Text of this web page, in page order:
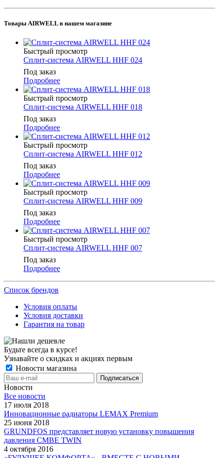
Товары AIRWELL в нашем магазине
Быстрый просмотр
Сплит-система AIRWELL HHF 024
Под заказ
Подробнее
Быстрый просмотр
Сплит-система AIRWELL HHF 018
Под заказ
Подробнее
Быстрый просмотр
Сплит-система AIRWELL HHF 012
Под заказ
Подробнее
Быстрый просмотр
Сплит-система AIRWELL HHF 009
Под заказ
Подробнее
Быстрый просмотр
Сплит-система AIRWELL HHF 007
Под заказ
Подробнее
Список брендов
Условия оплаты
Условия доставки
Гарантия на товар
Будьте всегда в курсе!
Узнавайте о скидках и акциях первым
Новости магазина
Новости
Все новости
17 июля 2018
Инновационные радиаторы LEMAX Premium
25 июня 2018
GRUNDFOS представляет новую установку повышения
давления CMBE TWIN
4 октября 2016